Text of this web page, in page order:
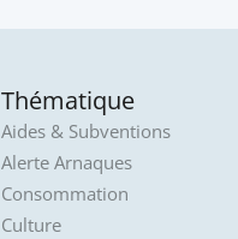
Thématique
Aides & Subventions
Alerte Arnaques
Consommation
Culture